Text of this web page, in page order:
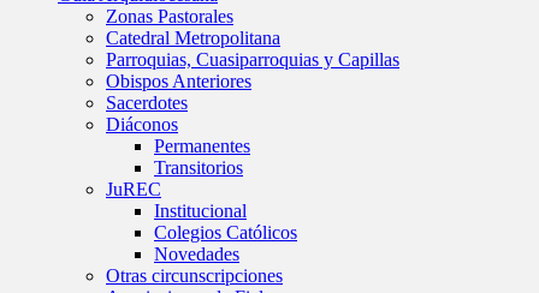
Zonas Pastorales
Catedral Metropolitana
Parroquias, Cuasiparroquias y Capillas
Obispos Anteriores
Sacerdotes
Diáconos
Permanentes
Transitorios
JuREC
Institucional
Colegios Católicos
Novedades
Otras circunscripciones